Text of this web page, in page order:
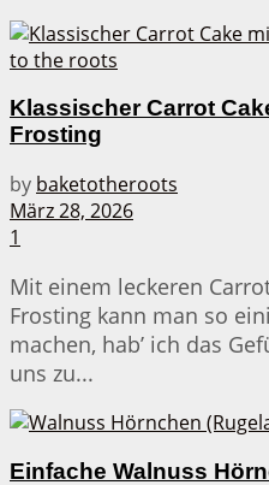
Klassischer Carrot
Frosting
by baketotheroots
März 28, 2026
1
Mit einem leckeren
Frosting kann man so
machen, hab’ ich das
uns zu...
Einfache Walnuss